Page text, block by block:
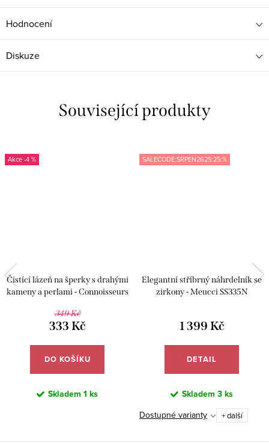
Hodnocení
Diskuze
Související produkty
-4 %
Čistící lázeň na šperky s drahými
kameny a perlami - Connoisseurs
349 Kč
333 Kč
DO KOŠÍKU
Skladem 1 ks
SALECODE:SRPEN2625:25:%
Elegantní stříbrný náhrdelník se
zirkony - Meucci SS335N
1 399 Kč
DETAIL
Skladem 3 ks
Dostupné varianty + další